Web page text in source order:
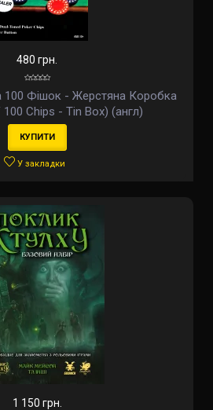
480 грн.
100 Фішок - Жерстяна Коробка
Chips - Tin Box) (англ)
КУПИТИ
У закладки
1 150 грн.